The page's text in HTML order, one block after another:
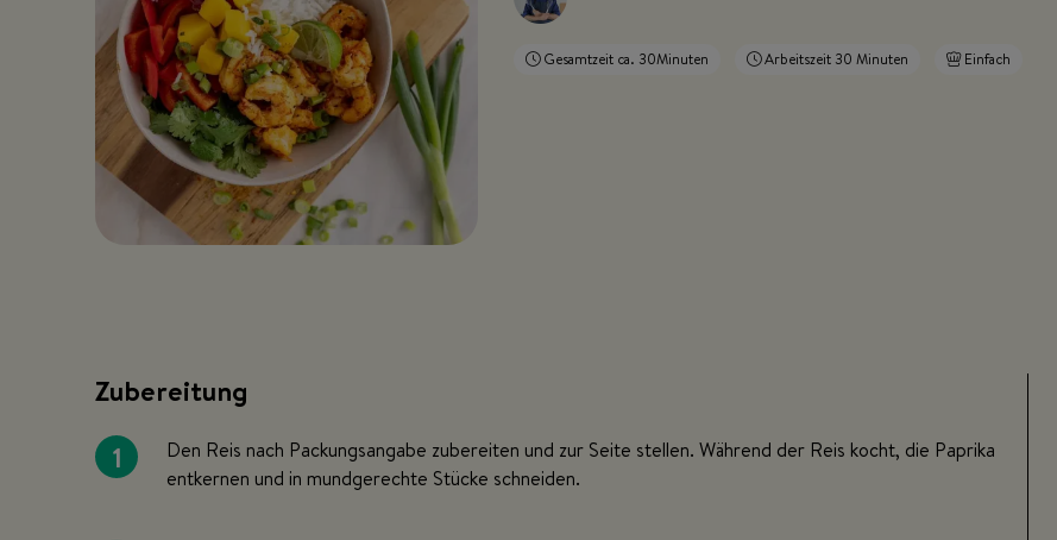
Gesamtzeit ca. 30Minuten Arbeitszeit 30 Minuten Einfach
Zubereitung
1
Den Reis nach Packungsangabe zubereiten und zur Seite stellen. Während der Reis kocht, die Paprika
entkernen und in mundgerechte Stücke schneiden.